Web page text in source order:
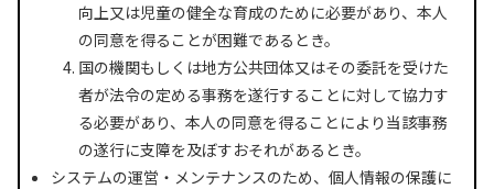
向上又は児童の健全な育成のために必要があり、本人
の同意を得ることが困難であるとき。
国の機関もしくは地方公共団体又はその委託を受けた
者が法令の定める事務を遂行することに対して協力す
る必要があり、本人の同意を得ることにより当該事務
の遂行に支障を及ぼすおそれがあるとき。
システムの運営・メンテナンスのため、個人情報の保護に